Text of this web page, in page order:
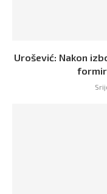
Urošević: Nakon